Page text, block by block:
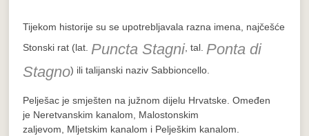
Tijekom historije su se upotrebljavala razna imena, najčešće
Stonski rat (lat. Puncta Stagni, tal. Ponta di
Stagno) ili talijanski naziv Sabbioncello.
Pelješac je smješten na južnom dijelu Hrvatske. Omeđen
je Neretvanskim kanalom, Malostonskim
zaljevom, Mljetskim kanalom i Pelješkim kanalom.